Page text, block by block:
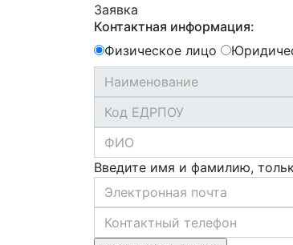
Заявка
Контактная информация:
Физическое лицо
Введите имя и фамилию,